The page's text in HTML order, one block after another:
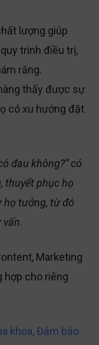
lượng giúp
trình điều trị,
răng.
thấy được sự
có xu hướng đặt
đau không?” có
thuyết phục họ
họ tưởng, từ đó
Marketing
hợp cho riêng
khoa, Đảm bảo